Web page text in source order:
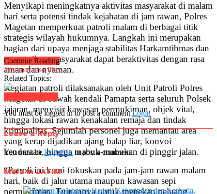
Menyikapi meningkatnya aktivitas masyarakat di malam
hari serta potensi tindak kejahatan di jam rawan, Polres
Magetan memperkuat patroli malam di berbagai titik
strategis wilayah hukumnya. Langkah ini merupakan
bagian dari upaya menjaga stabilitas Harkamtibmas dan
memastikan masyarakat dapat beraktivitas dengan rasa
aman dan nyaman.
Kegiatan patroli dilaksanakan oleh Unit Patroli Polres
Magetan di bawah kendali Pamapta serta seluruh Polsek
jajaran, menyisir kawasan permukiman, objek vital,
hingga lokasi rawan kenakalan remaja dan tindak
kriminalitas. Sejumlah personel juga memantau area
yang kerap dijadikan ajang balap liar, konvoi
kendaraan, hingga mabuk-mabukan di pinggir jalan.
“Patroli ini kami fokuskan pada jam-jam rawan malam
hari, baik di jalur utama maupun kawasan sepi
permukiman. Tujuannya untuk menekan peluang
Continue Reading
You may also like...
Related Topics:
You must be logged in to post a commentLogin
Leave a Reply
You must belogged in to post a comment.
More in JATIM